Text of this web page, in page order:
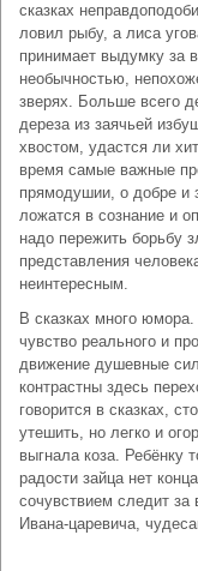
сказках
ловил рыбу, а лиса
принимает выдумку за
необычностью,
зверях. Больше всего
дереза из заячьей
хвостом, удастся ли
время самые важные
прямодушии, о добре и
ложатся в сознание и
надо пережить борьбу
представления
неинтересным.
В сказках много
чувство реального и
движение душевные
контрастны здесь
говорится в сказках,
утешить, но легко и
выгнала коза. Ребёнку
радости зайца нет
сочувствием следит за
Ивана-царевича,